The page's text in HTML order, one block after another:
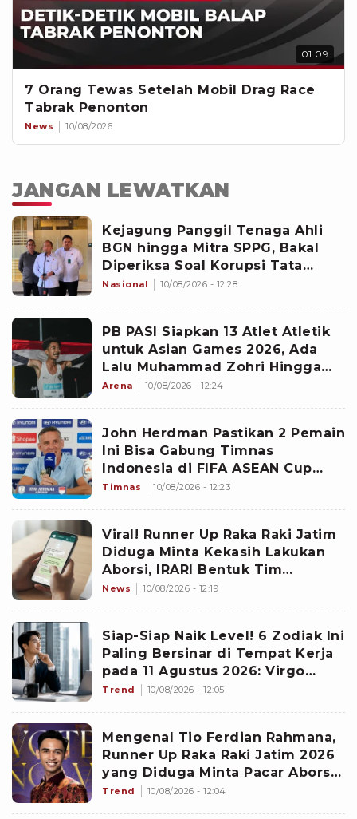
01:09
7 Orang Tewas Setelah Mobil Drag Race
Tabrak Penonton
News 10/08/2026
JANGAN LEWATKAN
Kejagung Panggil Tenaga Ahli
BGN hingga Mitra SPPG, Bakal
Diperiksa Soal Korupsi Tata
Kelola MBG
Nasional 10/08/2026 - 12:28
PB PASI Siapkan 13 Atlet Atletik
untuk Asian Games 2026, Ada
Lalu Muhammad Zohri Hingga
Robi Syianturi
Arena 10/08/2026 - 12:24
John Herdman Pastikan 2 Pemain
Ini Bisa Gabung Timnas
Indonesia di FIFA ASEAN Cup
2026
Timnas 10/08/2026 - 12:23
Viral! Runner Up Raka Raki Jatim
Diduga Minta Kekasih Lakukan
Aborsi, IRARI Bentuk Tim
Independen
News 10/08/2026 - 12:19
Siap-Siap Naik Level! 6 Zodiak Ini
Paling Bersinar di Tempat Kerja
pada 11 Agustus 2026: Virgo
Dapat Peran Penting
Trend 10/08/2026 - 12:05
Mengenal Tio Ferdian Rahmana,
Runner Up Raka Raki Jatim 2026
yang Diduga Minta Pacar Aborsi,
Benarkah Anak Pejabat?
Trend 10/08/2026 - 12:04